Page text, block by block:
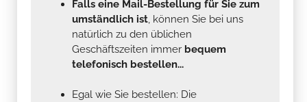
Falls eine Mail-Bestellung für Sie zum
umständlich ist, können Sie bei uns
natürlich zu den üblichen
Geschäftszeiten immer bequem
telefonisch bestellen...
Egal wie Sie bestellen: Die